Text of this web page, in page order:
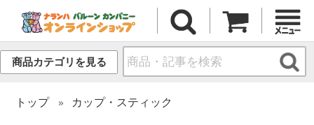
商品カテゴリを見る
トップ カップ・スティック